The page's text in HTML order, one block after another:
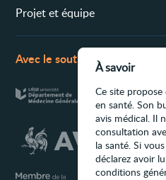
Projet et équipe
Avec le soutien de
À savoir
Ce site
en santé. Son
avis médical. Il
consultation
la santé. Si
déclarez avoir
conditions